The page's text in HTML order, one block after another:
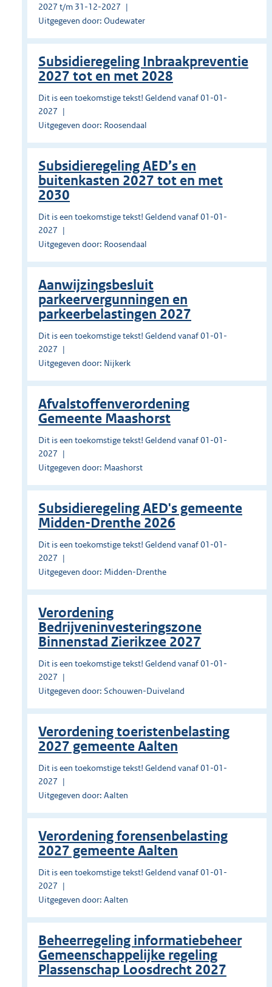
2027 t/m 31-12-2027
Uitgegeven door: Oudewater
Subsidieregeling Inbraakpreventie
2027 tot en met 2028
Dit is een toekomstige tekst! Geldend vanaf 01-01-
2027
Uitgegeven door: Roosendaal
Subsidieregeling AED’s en
buitenkasten 2027 tot en met
2030
Dit is een toekomstige tekst! Geldend vanaf 01-01-
2027
Uitgegeven door: Roosendaal
Aanwijzingsbesluit
parkeervergunningen en
parkeerbelastingen 2027
Dit is een toekomstige tekst! Geldend vanaf 01-01-
2027
Uitgegeven door: Nijkerk
Afvalstoffenverordening
Gemeente Maashorst
Dit is een toekomstige tekst! Geldend vanaf 01-01-
2027
Uitgegeven door: Maashorst
Subsidieregeling AED's gemeente
Midden-Drenthe 2026
Dit is een toekomstige tekst! Geldend vanaf 01-01-
2027
Uitgegeven door: Midden-Drenthe
Verordening
Bedrijveninvesteringszone
Binnenstad Zierikzee 2027
Dit is een toekomstige tekst! Geldend vanaf 01-01-
2027
Uitgegeven door: Schouwen-Duiveland
Verordening toeristenbelasting
2027 gemeente Aalten
Dit is een toekomstige tekst! Geldend vanaf 01-01-
2027
Uitgegeven door: Aalten
Verordening forensenbelasting
2027 gemeente Aalten
Dit is een toekomstige tekst! Geldend vanaf 01-01-
2027
Uitgegeven door: Aalten
Beheerregeling informatiebeheer
Gemeenschappelijke regeling
Plassenschap Loosdrecht 2027